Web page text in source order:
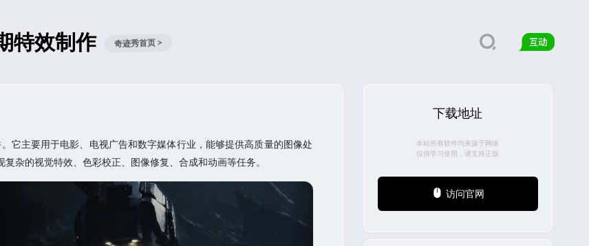
特效制作 奇迹秀首页 >
它主要用于电影、电视广告和数字媒体行业，能够提供高质量的图像处
杂的视觉特效、色彩校正、图像修复、合成和动画等任务。
下载地址
本站所有软件均来源于网络
仅供学习使用，请支持正版
访问官网